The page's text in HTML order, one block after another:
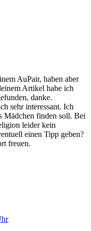
AuPair, haben aber
Artikel habe ich
danke.
sehr interessant. Ich
Mädchen finden soll. Bei
leider kein
einen Tipp geben?
freuen.